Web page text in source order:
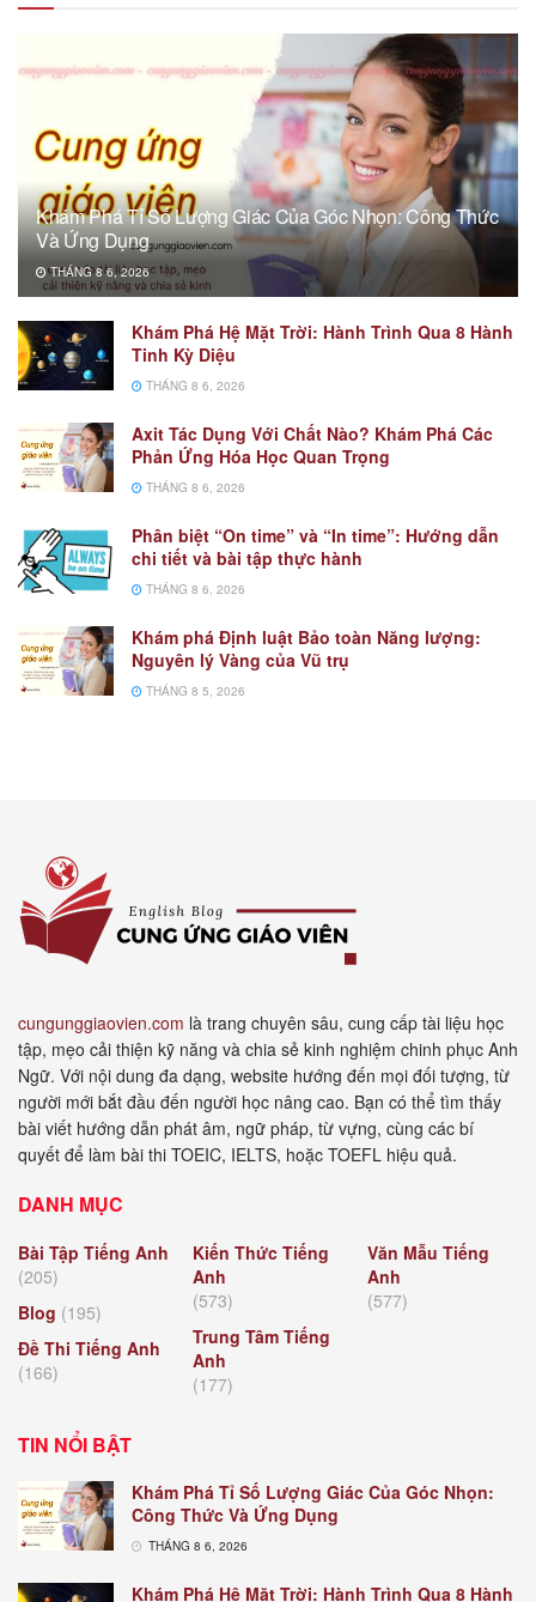
Khám Phá Tỉ Số Lượng Giác Của Góc Nhọn: Công Thức
Và Ứng Dụng
THÁNG 8 6, 2026
Khám Phá Hệ Mặt Trời: Hành Trình Qua 8 Hành
Tinh Kỳ Diệu
THÁNG 8 6, 2026
Axit Tác Dụng Với Chất Nào? Khám Phá Các
Phản Ứng Hóa Học Quan Trọng
THÁNG 8 6, 2026
Phân biệt “On time” và “In time”: Hướng dẫn
chi tiết và bài tập thực hành
THÁNG 8 6, 2026
Khám phá Định luật Bảo toàn Năng lượng:
Nguyên lý Vàng của Vũ trụ
THÁNG 8 5, 2026
cungunggiaovien.com là trang chuyên sâu, cung cấp tài liệu học
tập, mẹo cải thiện kỹ năng và chia sẻ kinh nghiệm chinh phục Anh
Ngữ. Với nội dung đa dạng, website hướng đến mọi đối tượng, từ
người mới bắt đầu đến người học nâng cao. Bạn có thể tìm thấy
bài viết hướng dẫn phát âm, ngữ pháp, từ vựng, cùng các bí
quyết để làm bài thi TOEIC, IELTS, hoặc TOEFL hiệu quả.
DANH MỤC
Bài Tập Tiếng Anh
(205)
Blog (195)
Đề Thi Tiếng Anh
(166)
Kiến Thức Tiếng
Anh
(573)
Trung Tâm Tiếng
Anh
(177)
Văn Mẫu Tiếng
Anh
(577)
TIN NỔI BẬT
Khám Phá Tỉ Số Lượng Giác Của Góc Nhọn:
Công Thức Và Ứng Dụng
THÁNG 8 6, 2026
Khám Phá Hệ Mặt Trời: Hành Trình Qua 8 Hành